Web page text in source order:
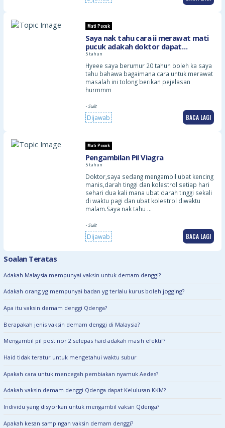
Mati Pucuk
Saya nak tahu cara ii merawat mati
pucuk adakah doktor dapat
membantu saya
5 tahun
Hyeee saya berumur 20 tahun boleh ka saya
tahu bahawa bagaimana cara untuk merawat
masalah ini tolong berikan pejelasan
hurmmm
- Sulit
Dijawab BACA LAGI
Mati Pucuk
Pengambilan Pil Viagra
5 tahun
Doktor,saya sedang mengambil ubat kencing
manis,darah tinggi dan kolestrol setiap hari
sehari dua kali mana ubat darah tinggi sekali
di waktu pagi dan ubat kolestrol diwaktu
malam.Saya nak tahu …
- Sulit
Dijawab BACA LAGI
Soalan Teratas
Adakah Malaysia mempunyai vaksin untuk demam denggi?
Adakah orang yg mempunyai badan yg terlalu kurus boleh jogging?
Apa itu vaksin demam denggi Qdenga?
Berapakah jenis vaksin demam denggi di Malaysia?
Mengambil pil postinor 2 selepas haid adakah masih efektif?
Haid tidak teratur untuk mengetahui waktu subur
Apakah cara untuk mencegah pembiakan nyamuk Aedes?
Adakah vaksin demam denggi Qdenga dapat Kelulusan KKM?
Individu yang disyorkan untuk mengambil vaksin Qdenga?
Apakah kesan sampingan vaksin demam denggi?